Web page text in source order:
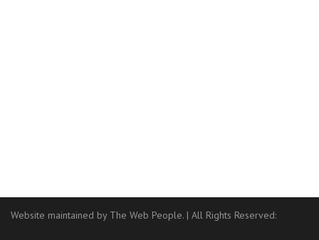
Website maintained by The Web People. | All Rights Reserved: